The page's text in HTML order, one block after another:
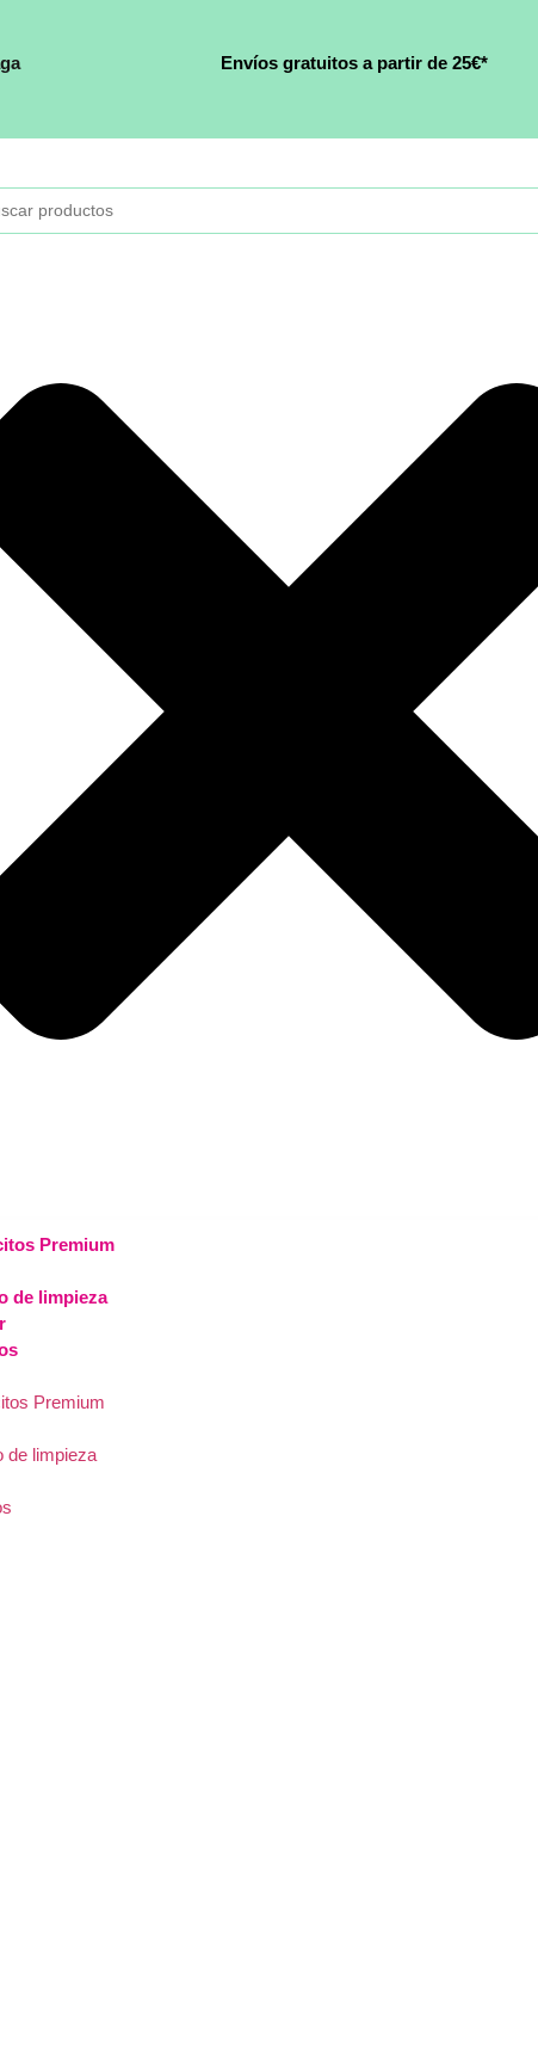
Envíos gratuitos a partir de 25€*
Premium
de limpieza
Premium
de limpieza